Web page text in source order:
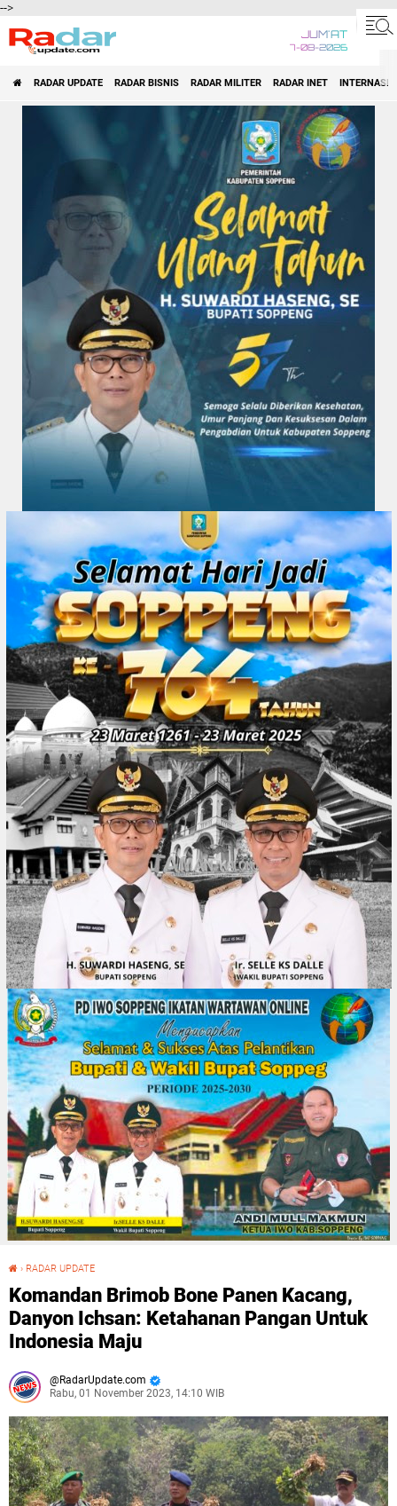
-->
JUM'AT
7-08-2026
RADAR UPDATE RADAR BISNIS RADAR MILITER RADAR INET
› RADAR UPDATE
Komandan Brimob Bone Panen Kacang,
Danyon Ichsan: Ketahanan Pangan Untuk
Indonesia Maju
RadarUpdate.com
Rabu, 01 November 2023, 14:10 WIB